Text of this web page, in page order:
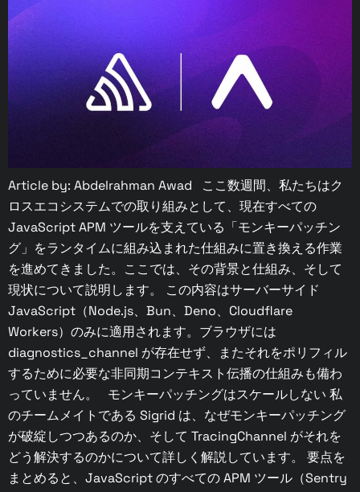
Article by: Abdelrahman Awad ここ数週間、私たちはク
ロスエコシステムでの取り組みとして、現在すべての
JavaScript APM ツールを支えている「モンキーパッチン
グ」をランタイムに組み込まれた仕組みに置き換える作業
を進めてきました。ここでは、その背景と仕組み、そして
現状について説明します。 この内容はサーバーサイド
JavaScript（Node.js、Bun、Deno、Cloudflare
Workers）のみに適用されます。ブラウザには
diagnostics_channel が存在せず、またそれをポリフィル
するために必要な非同期コンテキスト伝播の仕組みも備わ
っていません。 モンキーパッチングはスケールしない 私
のチームメイトである Sigrid は、なぜモンキーパッチング
が破綻しつつあるのか、そして TracingChannel がそれを
どう解決するのかについて詳しく解説しています。 要点を
まとめると、JavaScript のすべての APM ツール（Sentry